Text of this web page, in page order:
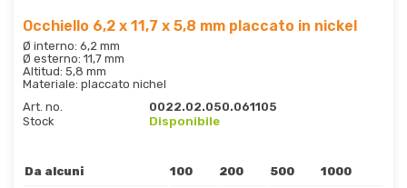
Occhiello 6,2 x 11,7 x 5,8 mm placcato in nickel
Ø interno: 6,2 mm
Ø esterno: 11,7 mm
Altitud: 5,8 mm
Materiale: placcato nichel
Art. no.
0022.02.050.061105
Stock
Disponibile
Da alcuni 100 200 500 1000